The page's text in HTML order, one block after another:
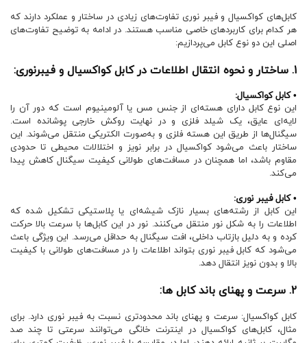
کابل‌های کواکسیال و فیبر نوری تفاوت‌های زیادی در ساختار و عملکرد دارند که
هر کدام برای کاربردهای خاصی مناسب هستند. در ادامه به توضیح تفاوت‌های
اصلی این دو نوع کابل می‌پردازیم:
1. ساختار و نحوه انتقال اطلاعات در کابل کواکسیال و فیبرنوری:
• کابل کواکسیال:
این نوع کابل دارای هسته‌ای از جنس مس یا آلومینیوم است که دور آن را
لایه‌ای عایق، یک شیلد فلزی و در نهایت روکش خارجی پوشانده است.
سیگنال‌ها از طریق این هسته فلزی و به‌صورت الکتریکی منتقل می‌شوند. این
ساختار باعث می‌شود کواکسیال در برابر نویز و اختلالات محیطی تا حدودی
مقاوم باشد، اما همچنان در مسافت‌های طولانی کیفیت سیگنال کاهش پیدا
می‌کند.
• کابل فیبر نوری:
این کابل از رشته‌های بسیار نازک شیشه‌ای یا پلاستیکی تشکیل شده که
اطلاعات را به شکل نور منتقل می‌کنند. نور در این کابل‌ها با سرعت بالا حرکت
کرده و به دلیل بازتاب داخلی، افت سیگنال به حداقل می‌رسد. این ویژگی باعث
می‌شود که کابل فیبر نوری بتواند اطلاعات را در مسافت‌های طولانی با کیفیت
بالا و بدون نویز انتقال دهد.
2. سرعت و پهنای باند کابل ها:
کابل کواکسیال: سرعت و پهنای باند محدودتری نسبت به فیبر نوری دارد. برای
مثال، کابل‌های کواکسیال در اینترنت خانگی می‌توانند سرعتی تا چند صد